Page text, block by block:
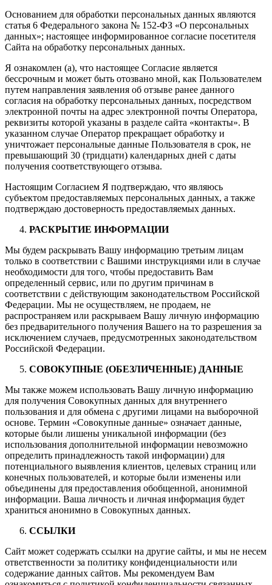
Основанием для обработки персональных данных являются
статья 6 Федерального закона № 152-ФЗ «О персональных
данных»; настоящее информированное согласие посетителя
Сайта на обработку персональных данных.
Я ознакомлен (а), что настоящее Согласие является
бессрочным и может быть отозвано мной, как Пользователем
путем направления заявления об отзыве ранее данного
согласия на обработку персональных данных, посредством
электронной почты на адрес электронной почты Оператора,
реквизиты которой указаны в разделе сайта «контакты». В
указанном случае Оператор прекращает обработку и
уничтожает персональные данные Пользователя в срок, не
превышающий 30 (тридцати) календарных дней с даты
получения соответствующего отзыва.
Настоящим Согласием Я подтверждаю, что являюсь
субъектом предоставляемых персональных данных, а также
подтверждаю достоверность предоставляемых данных.
РАСКРЫТИЕ ИНФОРМАЦИИ
Мы будем раскрывать Вашу информацию третьим лицам
только в соответствии с Вашими инструкциями или в случае
необходимости для того, чтобы предоставить Вам
определенный сервис, или по другим причинам в
соответствии с действующим законодательством Российской
Федерации. Мы не осуществляем, не продаем, не
распространяем или раскрываем Вашу личную информацию
без предварительного получения Вашего на то разрешения за
исключением случаев, предусмотренных законодательством
Российской Федерации.
CОВОКУПНЫЕ (ОБЕЗЛИЧЕННЫЕ) ДАННЫЕ
Мы также можем использовать Вашу личную информацию
для получения Совокупных данных для внутреннего
пользования и для обмена с другими лицами на выборочной
основе. Термин «Совокупные данные» означает данные,
которые были лишены уникальной информации (без
использования дополнительной информации невозможно
определить принадлежность такой информации) для
потенциального выявления клиентов, целевых страниц или
конечных пользователей, и которые были изменены или
объединены для предоставления обобщенной, анонимной
информации. Ваша личность и личная информация будет
храниться анонимно в Совокупных данных.
ССЫЛКИ
Сайт может содержать ссылки на другие сайты, и мы не несем
ответственности за политику конфиденциальности или
содержание данных сайтов. Мы рекомендуем Вам